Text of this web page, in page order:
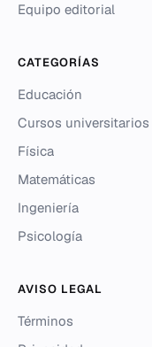
Equipo editorial
CATEGORÍAS
Educación
Cursos universitarios
Física
Matemáticas
Ingeniería
Psicología
AVISO LEGAL
Términos